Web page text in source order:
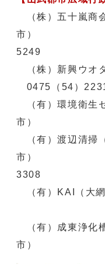
（株）五十嵐商
市）
5249
（株）新興ウオ
0475（54）
（有）環境衛生
市）
（有）渡辺清掃
市）
3308
（有）KAI（
0475（
（有）成東浄化
市）